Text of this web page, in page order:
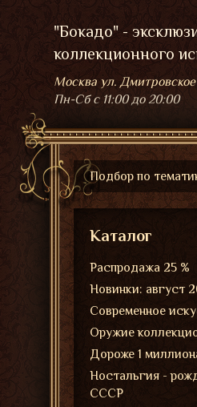
"Бокадо" -
коллекционного
Москва ул.
Пн-Сбс 11:00 до 20:00
Подбор по
Каталог
Распродажа 25 %
Новинки: август
Современное
Оружие
Дороже 1
Ностальгия -
СССР